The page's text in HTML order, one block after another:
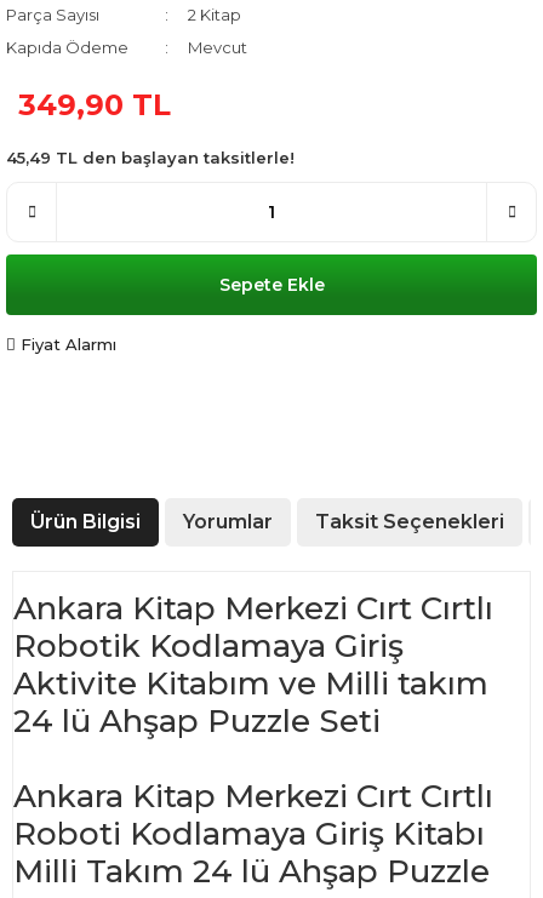
Parça Sayısı
2 Kitap
Kapıda Ödeme
Mevcut
349,90 TL
45,49 TL den başlayan taksitlerle!
Sepete Ekle
Fiyat Alarmı
Ürün Bilgisi Yorumlar Taksit Seçenekleri
Ankara Kitap Merkezi Cırt Cırtlı
Robotik Kodlamaya Giriş
Aktivite Kitabım ve Milli takım
24 lü Ahşap Puzzle Seti
Ankara Kitap Merkezi Cırt Cırtlı
Roboti Kodlamaya Giriş Kitabı
Milli Takım 24 lü Ahşap Puzzle